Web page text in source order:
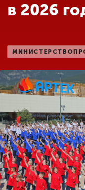
Наука
Другие
Студенческая
в 2026